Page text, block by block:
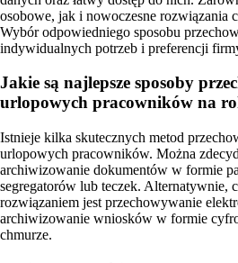
osobowe, jak i nowoczesne rozwiązania
Wybór odpowiedniego sposobu
indywidualnych potrzeb i preferencji
Jakie są najlepsze sposoby
urlopowych pracowników na
Istnieje kilka skutecznych metod
urlopowych pracowników. Można
archiwizowanie dokumentów w formie
segregatorów lub teczek. Alternatywnie,
rozwiązaniem jest przechowywanie
archiwizowanie wniosków w formie
chmurze.